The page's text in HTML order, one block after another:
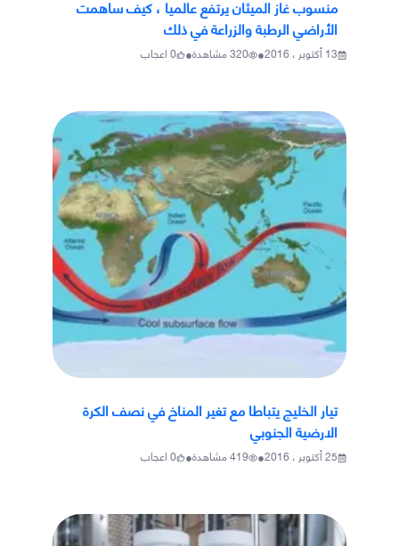
منسوب غاز الميثان يرتفع عالميا ، كيف ساهمت
الأراضي الرطبة والزراعة في ذلك
13 أكتوبر ، 2016 •
320مشاهدة•
0اعجاب
تيار الخليج يتباطا مع تغير المناخ في نصف الكرة
الارضية الجنوبي
25 أكتوبر ، 2016 •
419مشاهدة•
0اعجاب